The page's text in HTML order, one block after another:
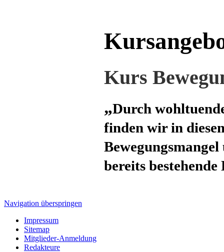
Kurs
„Durch
finden wir in
bereits
Navigation überspringen
Impressum
Sitemap
Mitglieder-Anmeldung
Redakteure